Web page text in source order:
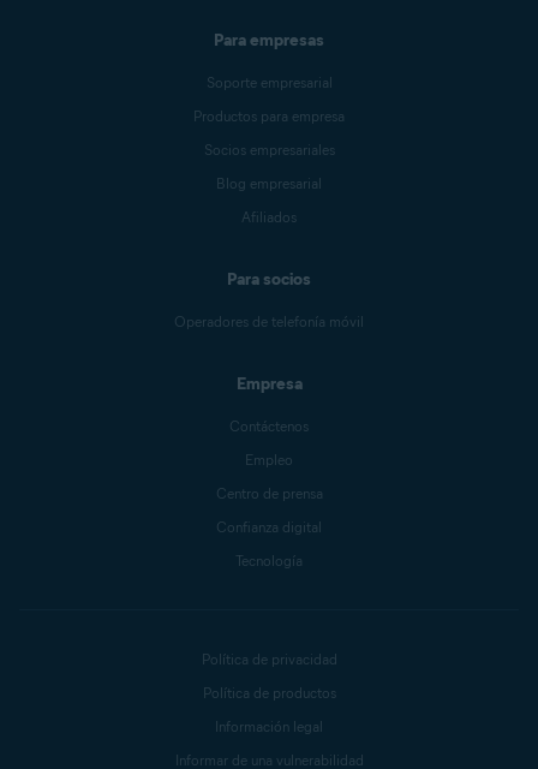
Para empresas
Soporte empresarial
Productos para empresa
Socios empresariales
Blog empresarial
Afiliados
Para socios
Operadores de telefonía móvil
Empresa
Contáctenos
Empleo
Centro de prensa
Confianza digital
Tecnología
Política de privacidad
Política de productos
Información legal
Informar de una vulnerabilidad